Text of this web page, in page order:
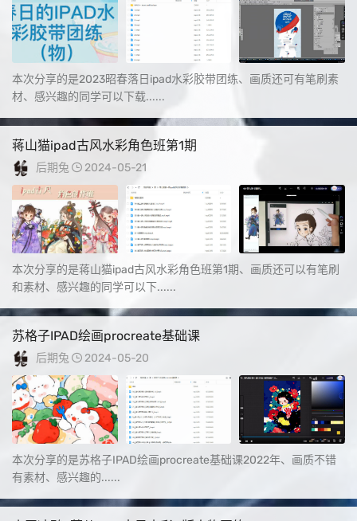
本次分享的是2023昭春落日ipad水彩胶带团练、画质还可有笔刷素
材、感兴趣的同学可以下载......
蒋山猫ipad古风水彩角色班第1期
后期兔 2024-05-21
本次分享的是蒋山猫ipad古风水彩角色班第1期、画质还可以有笔刷
和素材、感兴趣的同学可以下......
苏格子IPAD绘画procreate基础课
后期兔 2024-05-20
本次分享的是苏格子IPAD绘画procreate基础课2022年、画质不错
有素材、感兴趣的......